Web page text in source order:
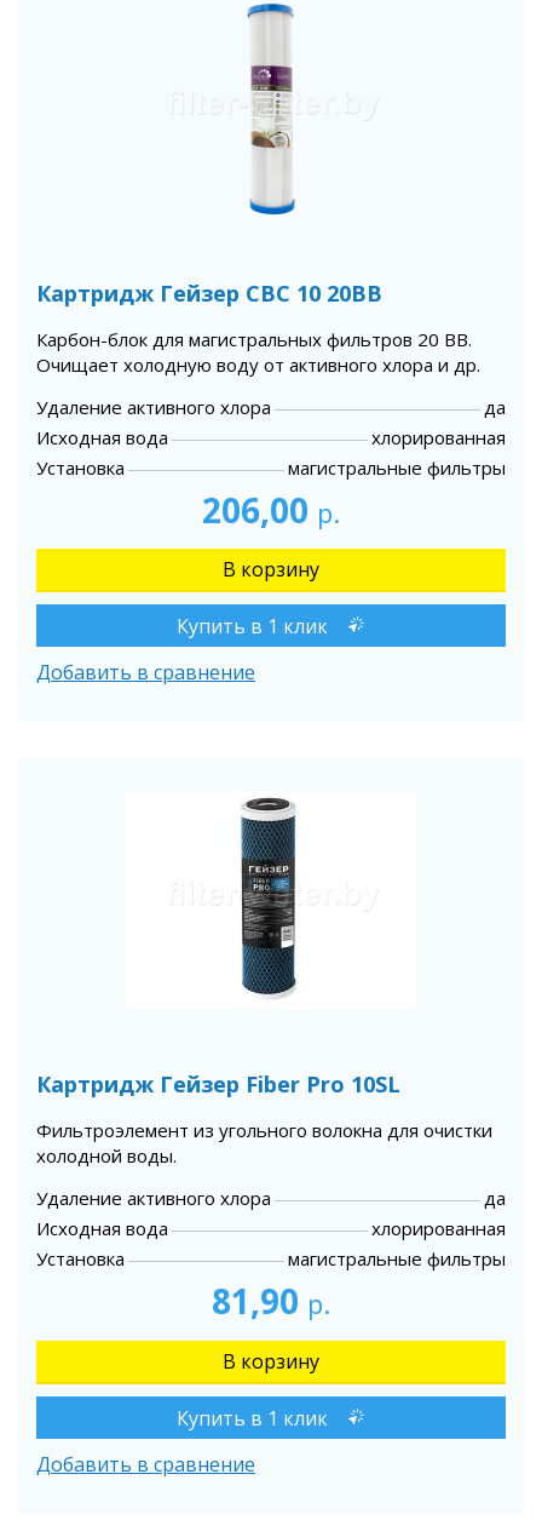
Картридж Гейзер СВС 10 20BB
Карбон-блок для магистральных фильтров 20 ВВ.
Очищает холодную воду от активного хлора и др.
Удаление активного хлора
да
Исходная вода
хлорированная
Установка
магистральные фильтры
206,00 р.
Купить в 1 клик
Добавить в сравнение
Картридж Гейзер Fiber Pro 10SL
Фильтроэлемент из угольного волокна для очистки
холодной воды.
Удаление активного хлора
да
Исходная вода
хлорированная
Установка
магистральные фильтры
81,90 р.
Купить в 1 клик
Добавить в сравнение